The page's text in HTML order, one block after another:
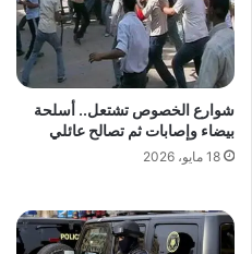
شوارع الخصوص تشتعل.. أسلحة
بيضاء وإصابات ثم تصالح عائلي
18 مايو، 2026